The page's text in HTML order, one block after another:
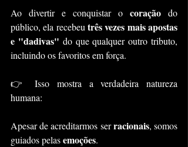
Ao divertir e conquistar o coração do
público, ela recebeu três vezes mais apostas
e "dadivas" do que qualquer outro tributo,
incluindo os favoritos em força.
👉 Isso mostra a verdadeira natureza
humana:
Apesar de acreditarmos ser racionais, somos
guiados pelas emoções.